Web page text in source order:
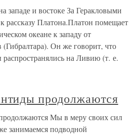
западе и востоке За Геракловыми
рассказу Платона.Платон помещает
океане к западу от
Он же говорит, что
на Ливию (т. е.
продолжаются
Мы в меру своих сил
занимаемся подводной